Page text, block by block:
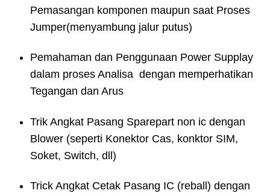
Pemasangan komponen maupun saat Proses
Jumper(menyambung jalur putus)
Pemahaman dan Penggunaan Power Supplay
dalam proses Analisa dengan memperhatikan
Tegangan dan Arus
Trik Angkat Pasang Sparepart non ic dengan
Blower (seperti Konektor Cas, konktor SIM,
Soket, Switch, dll)
Trick Angkat Cetak Pasang IC (reball) dengan